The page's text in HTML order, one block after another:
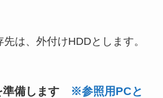
は、外付けHDDとします。
準備します ※参照用PCと